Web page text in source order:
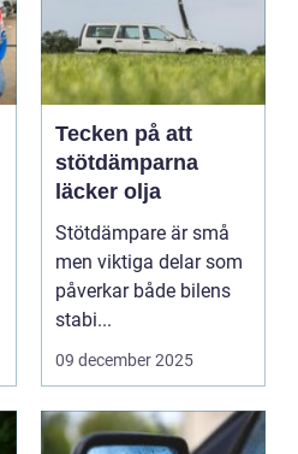
Tecken på att
stötdämparna
läcker olja
Stötdämpare är små
men viktiga delar som
påverkar både bilens
stabi...
09 december 2025